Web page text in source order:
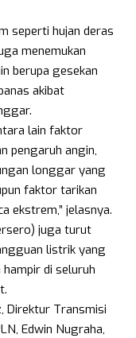
seperti hujan deras
menemukan
berupa gesekan
akibat
lain faktor
pengaruh angin,
longgar yang
faktor tarikan
ekstrem,” jelasnya.
juga turut
listrik yang
hampir di seluruh
Direktur Transmisi
Edwin Nugraha,